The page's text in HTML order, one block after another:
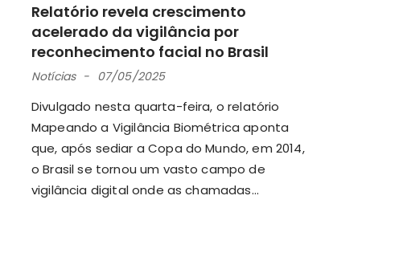
Relatório revela crescimento
acelerado da vigilância por
reconhecimento facial no Brasil
Notícias 07/05/2025
Divulgado nesta quarta-feira, o relatório
Mapeando a Vigilância Biométrica aponta
que, após sediar a Copa do Mundo, em 2014,
o Brasil se tornou um vasto campo de
vigilância digital onde as chamadas...